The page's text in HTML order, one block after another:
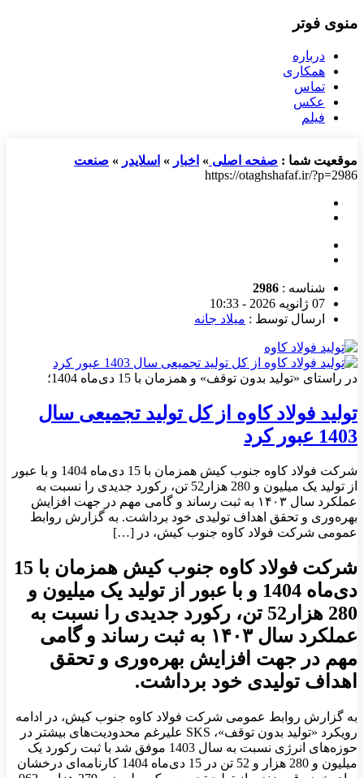
منوی فوتر
درباره
همکاری
تماس
عکس
فیلم
موقعیت شما : صفحه اصلی » اخبار » اسلایدر » صنعت
https://otaghshafaf.ir/?p=2986
شناسه : 2986
07 ژانویه 2026 - 10:33
ارسال توسط : میلاد جانه
در راستای «تولید بدون توقف» و همزمان با 15 دی‌ماه 1404؛
تولید فولاد کاوه از کل تولید تجمیعی سال
1403 عبور کرد
شرکت فولاد کاوه جنوب کیش همزمان با 15 دی‌ماه 1404 و با عبور
از تولید یک میلیون و 280 هزار52 تن، رکورد جدیدی را نسبت به
عملکرد سال ۱۴۰۳ به ثبت رساند و گامی مهم در جهت افزایش
بهره‌وری و تحقق اهداف تولیدی خود برداشت. به گزارش روابط
عمومی شرکت فولاد کاوه جنوب کیش، در […]
شرکت فولاد کاوه جنوب کیش همزمان با 15
دی‌ماه 1404 و با عبور از تولید یک میلیون و
280 هزار52 تن، رکورد جدیدی را نسبت به
عملکرد سال ۱۴۰۳ به ثبت رساند و گامی
مهم در جهت افزایش بهره‌وری و تحقق
اهداف تولیدی خود برداشت.
به گزارش روابط عمومی شرکت فولاد کاوه جنوب کیش، در ادامه
رویکرد «تولید بدون توقف»، SKS علیرغم محدودیت‌های بیشتر در
حوزه‌های انرژی نسبت به سال 1403 موفق شد با ثبت رکورد یک
میلیون و 280 هزار و 52 تن در 15 دی‌ماه 1404 کارنامه‌ای درخشان